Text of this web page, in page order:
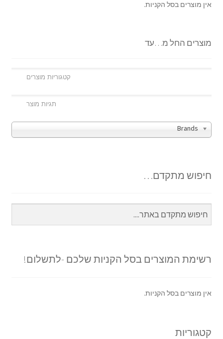
אין מוצרים בסל הקניות.
מוצרים החל מ…עד
Brands
חיפוש מתקדם…
רשימת המוצרים בסל הקניות שלכם -לתשלום!
אין מוצרים בסל הקניות.
קטגוריות